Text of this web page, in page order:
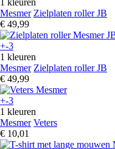
Mesmer Zielplaten roller JB
€ 49,99
+-3
1 kleuren
Mesmer Zielplaten roller JB
€ 49,99
+-3
1 kleuren
Mesmer Veters
€ 10,01